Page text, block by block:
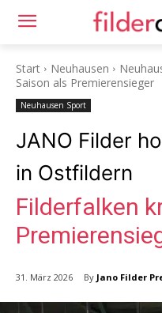
Start Neuhausen
Saison als Premierensieger
Neuhausen Sport
JANO Filder
in Ostfildern
Filderfalken
31. März 2026 By Jano Filder